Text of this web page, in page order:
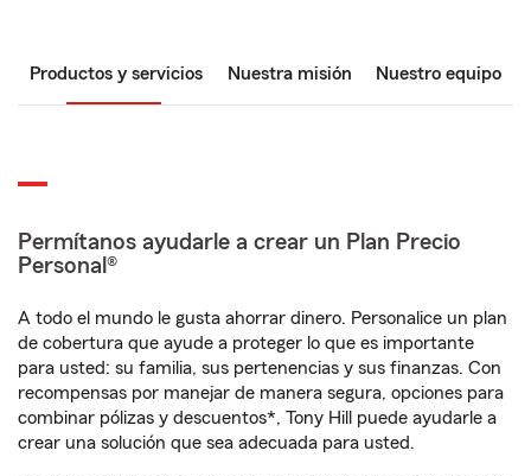
Productos y servicios Nuestra misión Nuestro equipo
Permítanos ayudarle a crear un Plan Precio
Personal®
A todo el mundo le gusta ahorrar dinero. Personalice un plan
de cobertura que ayude a proteger lo que es importante
para usted: su familia, sus pertenencias y sus finanzas. Con
recompensas por manejar de manera segura, opciones para
combinar pólizas y descuentos*, Tony Hill puede ayudarle a
crear una solución que sea adecuada para usted.